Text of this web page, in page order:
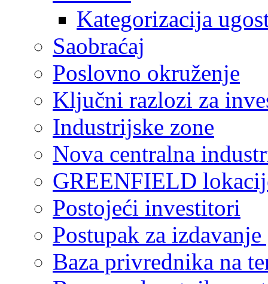
Kategorizacija
Saobraćaj
Poslovno okruženje
Ključni razlozi za
Industrijske zone
Nova centralna
GREENFIELD
Postojeći investitori
Postupak za
Baza privrednika na